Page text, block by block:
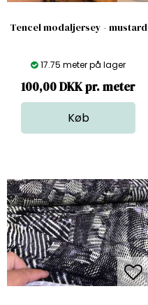
Tencel modaljersey - mustard
17.75 meter på lager
100,00 DKK pr. meter